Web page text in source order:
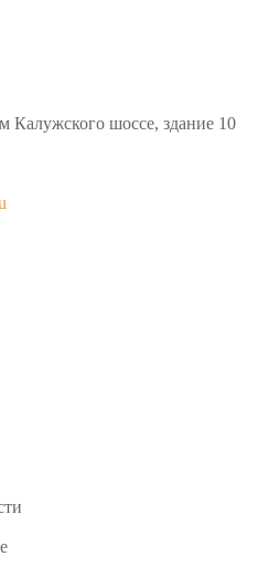
Калужского шоссе, здание 10